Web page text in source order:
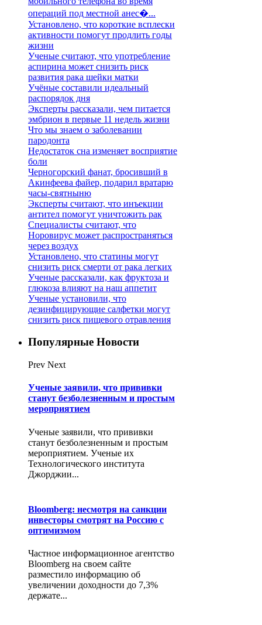
операций под местной анес�...
Установлено, что короткие всплески
активности помогут продлить годы
жизни
Ученые считают, что употребление
аспирина может снизить риск
развития рака шейки матки
Учёные составили идеальный
распорядок дня
Эксперты рассказали, чем питается
эмбрион в первые 11 недель жизни
Что мы знаем о заболевании
пародонта
Недостаток сна изменяет восприятие
боли
Черногорский фанат, бросивший в
Акинфеева файер, подарил вратарю
часы-святныню
Эксперты считают, что инъекции
антител помогут уничтожить рак
Специалисты считают, что
Норовирус может распространяться
через воздух
Установлено, что статины могут
снизить риск смерти от рака легких
Ученые рассказали, как фруктоза и
глюкоза влияют на наш аппетит
Ученые установили, что
дезинфицирующие салфетки могут
снизить риск пищевого отравления
Популярные Новости
Prev Next
Ученые заявили, что прививки
станут безболезненным и простым
мероприятием
Ученые заявили, что прививки
станут безболезненным и простым
мероприятием. Ученые их
Технологического института
Джорджии...
Bloomberg: несмотря на санкции
инвесторы смотрят на Россию с
оптимизмом
Частное информационное агентство
Bloomberg на своем сайте
разместило информацию об
увеличении доходности до 7,3%
держате...